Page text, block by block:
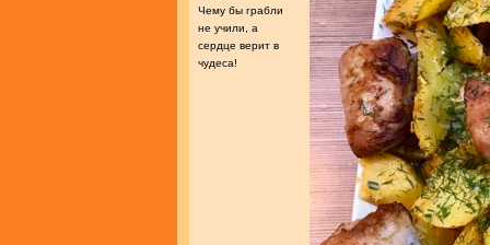
Чему бы грабли
не учили, а
сердце верит в
чудеса!